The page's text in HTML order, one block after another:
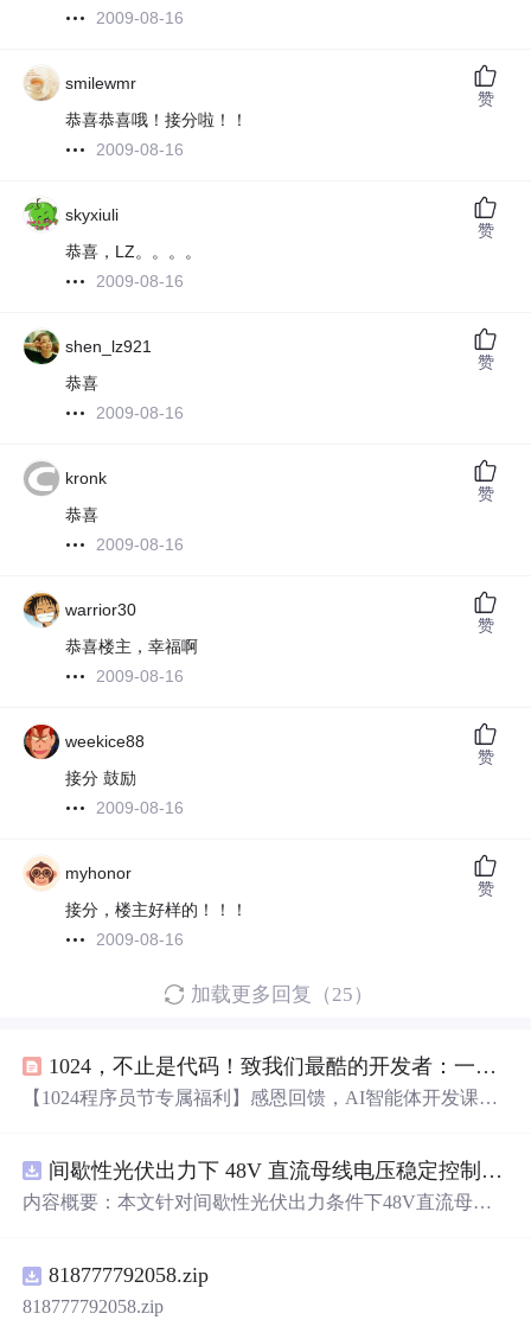
2009-08-16
smilewmr
恭喜恭喜哦！接分啦！！
2009-08-16
赞
skyxiuli
恭喜，LZ。。。。
2009-08-16
赞
shen_lz921
恭喜
2009-08-16
赞
kronk
恭喜
2009-08-16
赞
warrior30
恭喜楼主，幸福啊
2009-08-16
赞
weekice88
接分 鼓励
2009-08-16
赞
myhonor
接分，楼主好样的！！！
2009-08-16
赞
加载更多回复（25）
1024，不止是代码！致我们最酷的开发者：一份专属的感恩回赠已送达！
【1024程序员节专属福利】感恩回馈，AI智能体开发课程
AI开发，锁定技术红利期，错过再无！
间歇性光伏出力下 48V 直流母线电压稳定控制及储能双向充放电闭环调控体系研究（Simulink仿真实现）
内容概要：本文针对间歇性光伏出力条件下48V直流母线
含光伏阵列、Boost型DC-DC变换器、双向DC-DC变换器
与锂离子电池储能系统的完整拓扑结构，结合光伏最大功
818777792058.zip
818777792058.zip